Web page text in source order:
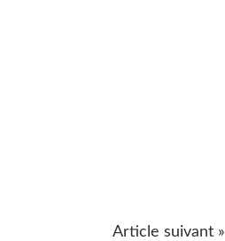
Article suivant »